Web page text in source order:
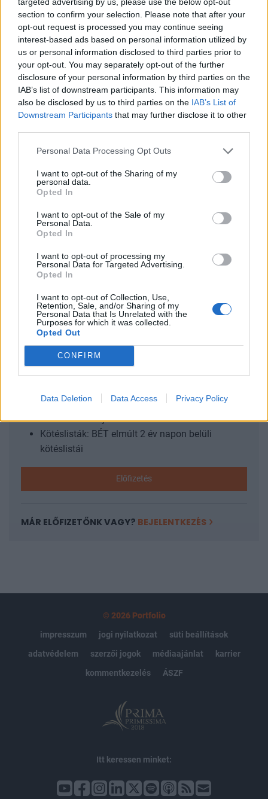
section to confirm your selection. Please note that after your
opt-out request is processed you may continue seeing
interest-based ads based on personal information utilized by
us or personal information disclosed to third parties prior to
your opt-out. You may separately opt-out of the further
disclosure of your personal information by third parties on the
IAB’s list of downstream participants. This information may
also be disclosed by us to third parties on the IAB’s List of
Downstream Participants that may further disclose it to other
Personal Data Processing Opt Outs
I want to opt-out of the Sharing of my
personal data.
Opted In
I want to opt-out of the Sale of my
Personal Data.
Opted In
I want to opt-out of processing my
Personal Data for Targeted Advertising.
Opted In
I want to opt-out of Collection, Use,
Retention, Sale, and/or Sharing of my
Personal Data that Is Unrelated with the
Purposes for which it was collected.
Opted Out
CONFIRM
Data Deletion Data Access Privacy Policy
Orbán-kormány. A döntés célja, hogy a program
fenntarthatóbbá váljon, miközben továbbra is
kedvező finanszírozási lehetőséget biztosítson a
hazai mikro-, kis- és középvállalkozások számára
- közölte a Gazdasági és Energetikai
Minisztérium. Vitézy Dávid közlekedési és
beruházási miniszter a csütörtöki
kormányszóvivői sajtótájékoztatón a Portfolio
kérdésére azt mondta, a lépés 70 milliárd forint
megtakarítást jelenthet jövőre a költségvetésnek,
MFB részéről.
elmúlt években a piaci és a támogatott kamatszint közötti
különbözet megfizetése kapcsán jelentős terhet rótt a
mintegy 150 milliárd forintjába került az államnak, vagyis
végső soron a magyar adófizetőknek - írja a minisztérium
KEDVES OLVASÓNK!
A keresett cikk a portfolio.hu hírarchívumához
tartozik, melynek olvasása előfizetéses
Az előfizetés a következőket tartalmazza:
Portfolio.hu teljes cikkarchívum
Kötéslisták: BÉT elmúlt 2 év napon belüli
kötéslistái
Előfizetés
MÁR ELŐFIZETŐNK VAGY? BEJELENTKEZÉS
© 2026 Portfolio
impresszum
jogi nyilatkozat
süti beállítások
adatvédelem
szerzői jogok médiaajánlat
karrier
kommentkezelés
ÁSZF
Itt keressen minket: